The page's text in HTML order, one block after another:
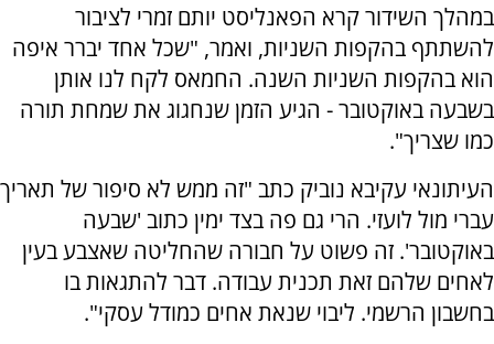
במהלך השידור קרא הפאנליסט יותם זמרי לציבור
להשתתף בהקפות השניות, ואמר, "שכל אחד יברר איפה
הוא בהקפות השניות השנה. החמאס לקח לנו אותן
בשבעה באוקטובר - הגיע הזמן שנחגוג את שמחת תורה
כמו שצריך".
העיתונאי עקיבא נוביק כתב "זה ממש לא סיפור של תאריך
עברי מול לועזי. הרי גם פה בצד ימין כתוב 'שבעה
באוקטובר'. זה פשוט על חבורה שהחליטה שאצבע בעין
לאחים שלהם זאת תכנית עבודה. דבר להתגאות בו
בחשבון הרשמי. ליבוי שנאת אחים כמודל עסקי".